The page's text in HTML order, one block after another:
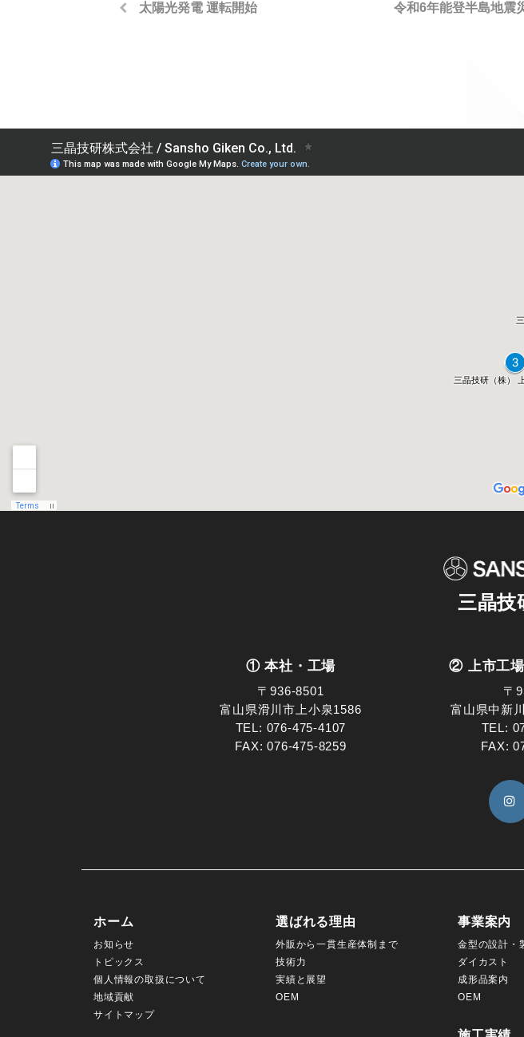
太陽光発電 運転開始 令和6年能登半島地震
三晶技
① 本社・工場
〒936-8501
富山県滑川市上小泉1586
TEL: 076-475-4107
FAX: 076-475-8259
② 上市工
〒
富山県中新
TEL:
FAX:
ホーム
お知らせ
トピックス
個人情報の取扱について
地域貢献
サイトマップ
選ばれる理由
外販から一貫生産体制まで
技術力
実績と展望
OEM
事業案内
金型の設計・
ダイカスト
成形品案内
OEM